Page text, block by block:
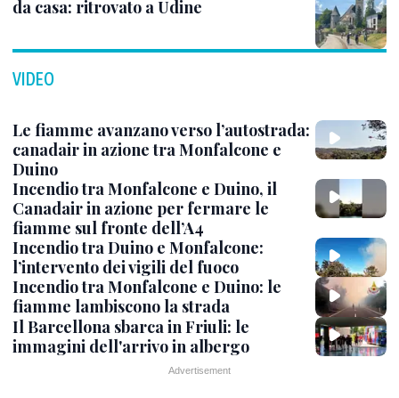
da casa: ritrovato a Udine
VIDEO
Le fiamme avanzano verso l’autostrada:
canadair in azione tra Monfalcone e
Duino
Incendio tra Monfalcone e Duino, il
Canadair in azione per fermare le
fiamme sul fronte dell’A4
Incendio tra Duino e Monfalcone:
l’intervento dei vigili del fuoco
Incendio tra Monfalcone e Duino: le
fiamme lambiscono la strada
Il Barcellona sbarca in Friuli: le
immagini dell'arrivo in albergo